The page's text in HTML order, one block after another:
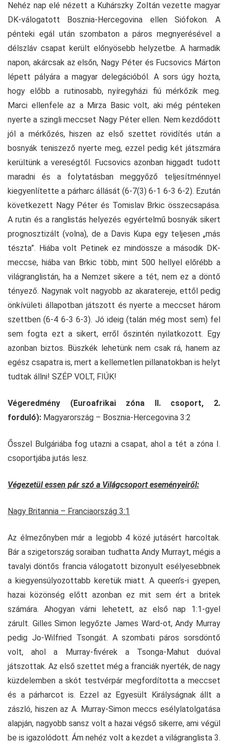
Nehéz nap elé nézett a Kuhárszky Zoltán vezette magyar
DK-válogatott Bosznia-Hercegovina ellen Siófokon. A
pénteki egál után szombaton a páros megnyerésével a
délszláv csapat került előnyösebb helyzetbe. A harmadik
napon, akárcsak az elsőn, Nagy Péter és Fucsovics Márton
lépett pályára a magyar delegációból. A sors úgy hozta,
hogy előbb a rutinosabb, nyíregyházi fiú mérkőzik meg.
Marci ellenfele az a Mirza Basic volt, aki még pénteken
nyerte a szingli meccset Nagy Péter ellen. Nem kezdődött
jól a mérkőzés, hiszen az első szettet rövidítés után a
bosnyák teniszező nyerte meg, ezzel pedig két játszmára
kerültünk a vereségtől. Fucsovics azonban higgadt tudott
maradni és a folytatásban meggyőző teljesítménnyel
kiegyenlítette a párharc állását (6-7(3) 6-1 6-3 6-2). Ezután
következett Nagy Péter és Tomislav Brkic összecsapása.
A rutin és a ranglistás helyezés egyértelmű bosnyák sikert
prognosztizált (volna), de a Davis Kupa egy teljesen „más
tészta”. Hiába volt Petinek ez mindössze a második DK-
meccse, hiába van Brkic több, mint 500 hellyel előrébb a
világranglistán, ha a Nemzet sikere a tét, nem ez a döntő
tényező. Nagynak volt nagyobb az akaratereje, ettől pedig
önkívületi állapotban játszott és nyerte a meccset három
szettben (6-4 6-3 6-3). Jó ideig (talán még most sem) fel
sem fogta ezt a sikert, erről őszintén nyilatkozott. Egy
azonban biztos. Büszkék lehetünk nem csak rá, hanem az
egész csapatra is, mert a kellemetlen pillanatokban is helyt
tudtak állni! SZÉP VOLT, FIÚK!
Végeredmény (Euroafrikai zóna II. csoport, 2.
forduló): Magyarország – Bosznia-Hercegovina 3:2
Ősszel Bulgáriába fog utazni a csapat, ahol a tét a zóna I.
csoportjába jutás lesz.
Végezetül essen pár szó a Világcsoport eseményeiről:
Nagy Britannia – Franciaország 3:1
Az élmezőnyben már a legjobb 4 közé jutásért harcoltak.
Bár a szigetország soraiban tudhatta Andy Murrayt, mégis a
tavalyi döntős francia válogatott bizonyult esélyesebbnek
a kiegyensúlyozottabb keretük miatt. A queen’s-i gyepen,
hazai közönség előtt azonban ez mit sem ért a britek
számára. Ahogyan várni lehetett, az első nap 1:1-gyel
zárult. Gilles Simon legyőzte James Ward-ot, Andy Murray
pedig Jo-Wilfried Tsongát. A szombati páros sorsdöntő
volt, ahol a Murray-fivérek a Tsonga-Mahut duóval
játszottak. Az első szettet még a franciák nyerték, de nagy
küzdelemben a skót testvérpár megfordította a meccset
és a párharcot is. Ezzel az Egyesült Királyságnak állt a
zászló, hiszen az A. Murray-Simon meccs esélylatolgatása
alapján, nagyobb sansz volt a hazai végső sikerre, ami végül
be is igazolódott. Ám nehéz volt a kezdet a világranglista 3.